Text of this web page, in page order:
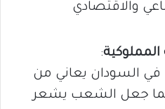
والاقتصادي
:
في السودان يعاني من
جعل الشعب يشعر